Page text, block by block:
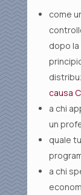
come
dopo la
causa
a chi
un
quale
a chi